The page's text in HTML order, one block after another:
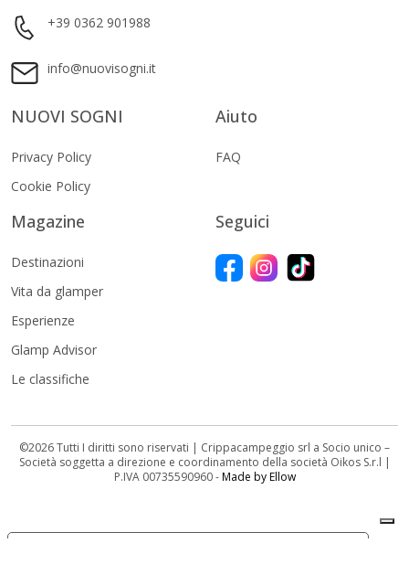
+39 0362 901988
info@nuovisogni.it
NUOVI SOGNI
Privacy Policy
Cookie Policy
Aiuto
FAQ
Magazine
Destinazioni
Vita da glamper
Esperienze
Glamp Advisor
Le classifiche
Seguici
©2026 Tutti I diritti sono riservati | Crippacampeggio srl a Socio unico –
Società soggetta a direzione e coordinamento della società Oikos S.r.l |
P.IVA 00735590960 -Made by Ellow